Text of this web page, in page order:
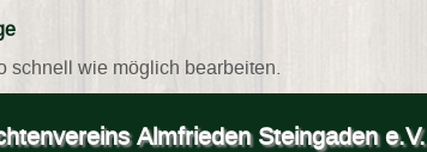
schnell wie möglich bearbeiten.
Almfrieden Steingaden e.V.